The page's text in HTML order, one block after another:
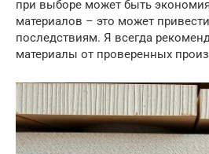
при выборе может быть
материалов – это может
последствиям. Я всегда
материалы от проверенных